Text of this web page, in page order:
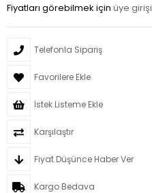
Fiyatları görebilmek için üye girişi
Telefonla Sipariş
Favorilere Ekle
İstek Listeme Ekle
Karşılaştır
Fiyat Düşünce Haber Ver
Kargo Bedava